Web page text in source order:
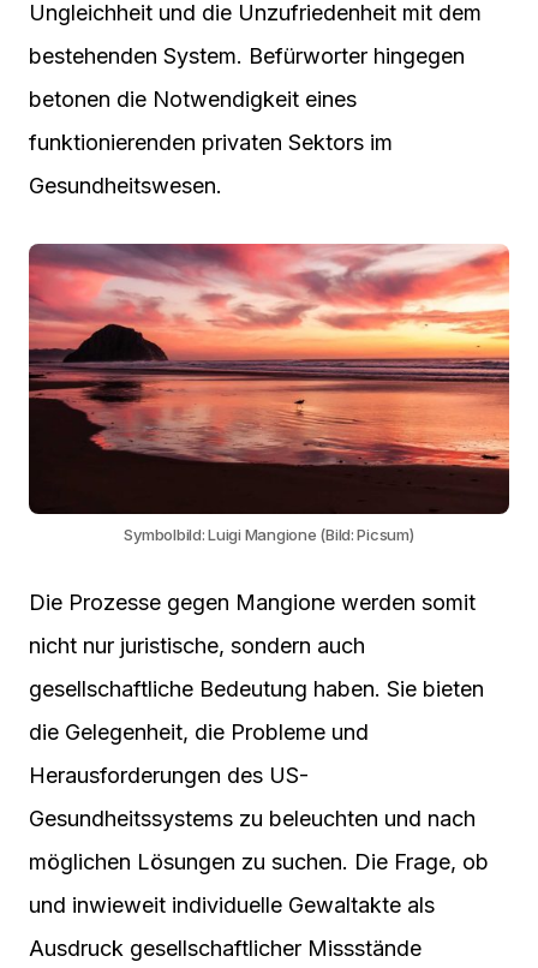
Ungleichheit und die Unzufriedenheit mit dem
bestehenden System. Befürworter hingegen
betonen die Notwendigkeit eines
funktionierenden privaten Sektors im
Gesundheitswesen.
Symbolbild: Luigi Mangione (Bild: Picsum)
Die Prozesse gegen Mangione werden somit
nicht nur juristische, sondern auch
gesellschaftliche Bedeutung haben. Sie bieten
die Gelegenheit, die Probleme und
Herausforderungen des US-
Gesundheitssystems zu beleuchten und nach
möglichen Lösungen zu suchen. Die Frage, ob
und inwieweit individuelle Gewaltakte als
Ausdruck gesellschaftlicher Missstände